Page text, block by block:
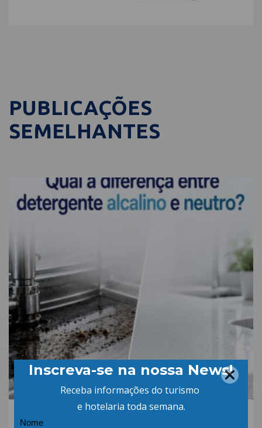
PUBLICAÇÕES
SEMELHANTES